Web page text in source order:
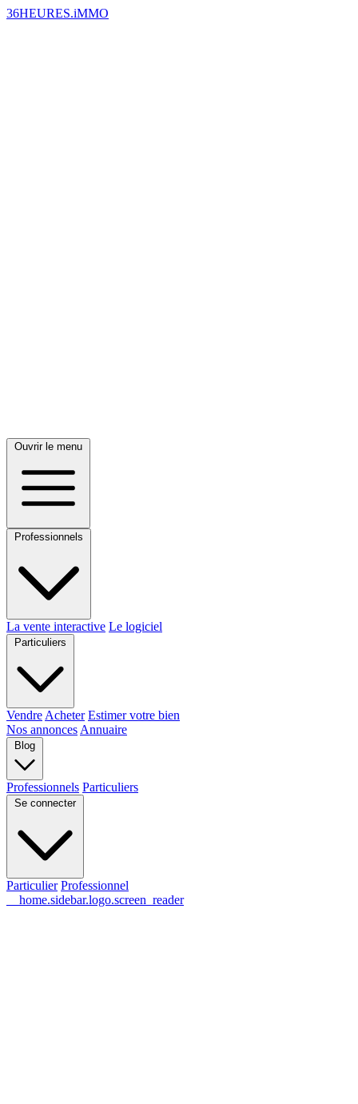
36HEURES.iMMO
Ouvrir le menu
Professionnels
La vente interactive Le logiciel
Particuliers
Vendre Acheter Estimer votre bien
Nos annonces Annuaire
Blog
Professionnels Particuliers
Se connecter
Particulier Professionnel
__home.sidebar.logo.screen_reader